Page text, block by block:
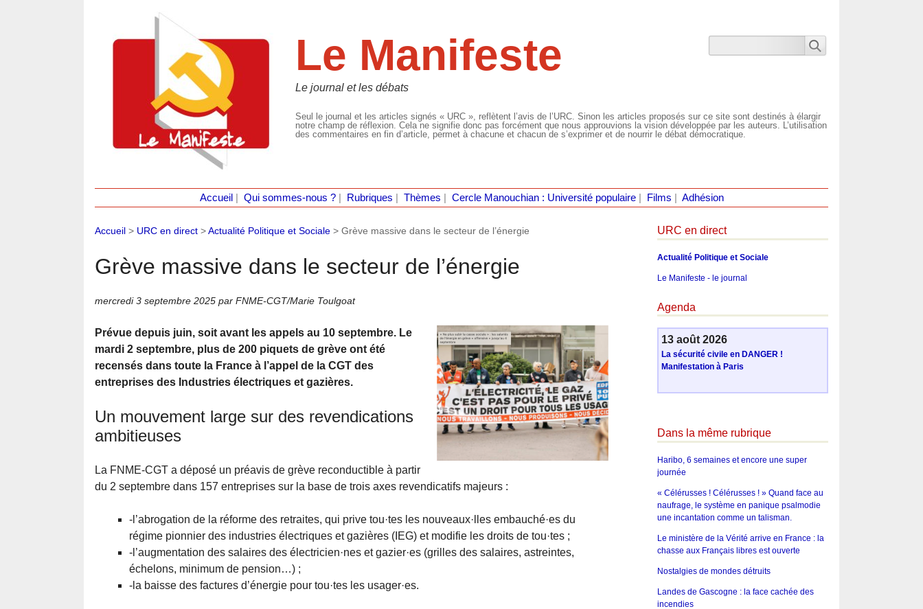
Le Manifeste
Le journal et les débats
Seul le journal et les articles signés « URC », reflètent l’avis de l’URC. Sinon les articles proposés sur ce site sont destinés à élargir
notre champ de réflexion. Cela ne signifie donc pas forcément que nous approuvions la vision développée par les auteurs. L’utilisation
des commentaires en fin d’article, permet à chacune et chacun de s’exprimer et de nourrir le débat démocratique.
Accueil Qui sommes-nous ?| Rubriques Thèmes Cercle Manouchian : Université populaire| Films Adhésion
Accueil > URC en direct >Actualité Politique et Sociale > Grève massive dans le secteur de l’énergie
Grève massive dans le secteur de l’énergie
mercredi 3 septembre 2025 par FNME-CGT/Marie Toulgoat
Prévue depuis juin, soit avant les appels au 10 septembre. Le
mardi 2 septembre, plus de 200 piquets de grève ont été
recensés dans toute la France à l’appel de la CGT des
entreprises des Industries électriques et gazières.
Un mouvement large sur des revendications
ambitieuses
La FNME-CGT a déposé un préavis de grève reconductible à partir
du 2 septembre dans 157 entreprises sur la base de trois axes revendicatifs majeurs :
-l’abrogation de la réforme des retraites, qui prive tou·tes les nouveaux·lles embauché·es du
régime pionnier des industries électriques et gazières (IEG) et modifie les droits de tou·tes ;
-l’augmentation des salaires des électricien·nes et gazier·es (grilles des salaires, astreintes,
échelons, minimum de pension…) ;
-la baisse des factures d’énergie pour tou·tes les usager·es.
URC en direct
Actualité Politique et Sociale
Le Manifeste - le journal
Agenda
13 août 2026
La sécurité civile en DANGER !
Manifestation à Paris
Dans la même rubrique
Haribo, 6 semaines et encore une super
journée
« Célérusses ! Célérusses ! » Quand face au
naufrage, le système en panique psalmodie
une incantation comme un talisman.
Le ministère de la Vérité arrive en France : la
chasse aux Français libres est ouverte
Nostalgies de mondes détruits
Landes de Gascogne : la face cachée des
incendies